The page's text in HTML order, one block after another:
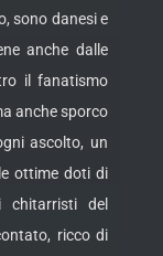
sono danesi e
anche dalle
il fanatismo
anche sporco
ascolto, un
ottime doti di
del
ricco di